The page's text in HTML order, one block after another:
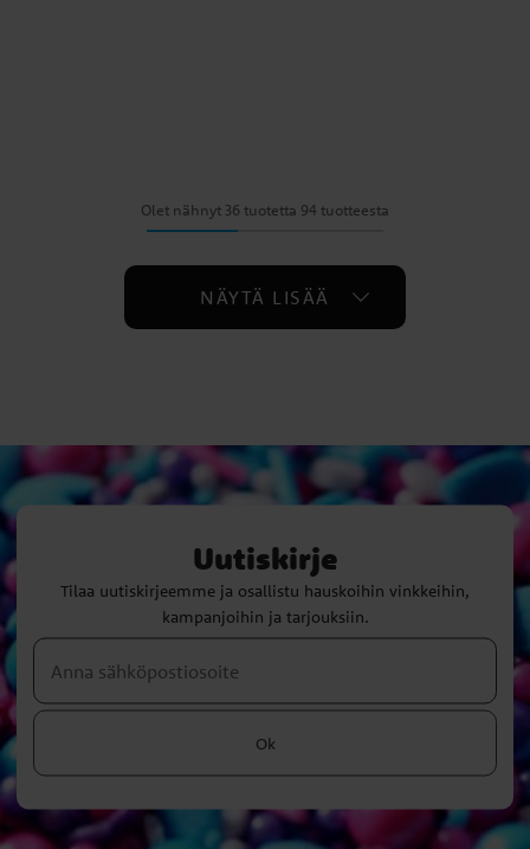
Olet nähnyt 36 tuotetta 94 tuotteesta
NÄYTÄ LISÄÄ
Uutiskirje
Tilaa uutiskirjeemme ja osallistu hauskoihin vinkkeihin,
kampanjoihin ja tarjouksiin.
Ok